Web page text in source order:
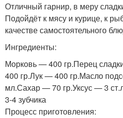
Отличный гарнир, в меру
Подойдёт к мясу и курице, к
качестве самостоятельного
Ингредиенты:
Морковь — 400 гр.Перец
400 гр.Лук — 400 гр.Масло
мл.Сахар — 70 гр.Уксус — 3
3-4 зубчика
Процесс приготовления: